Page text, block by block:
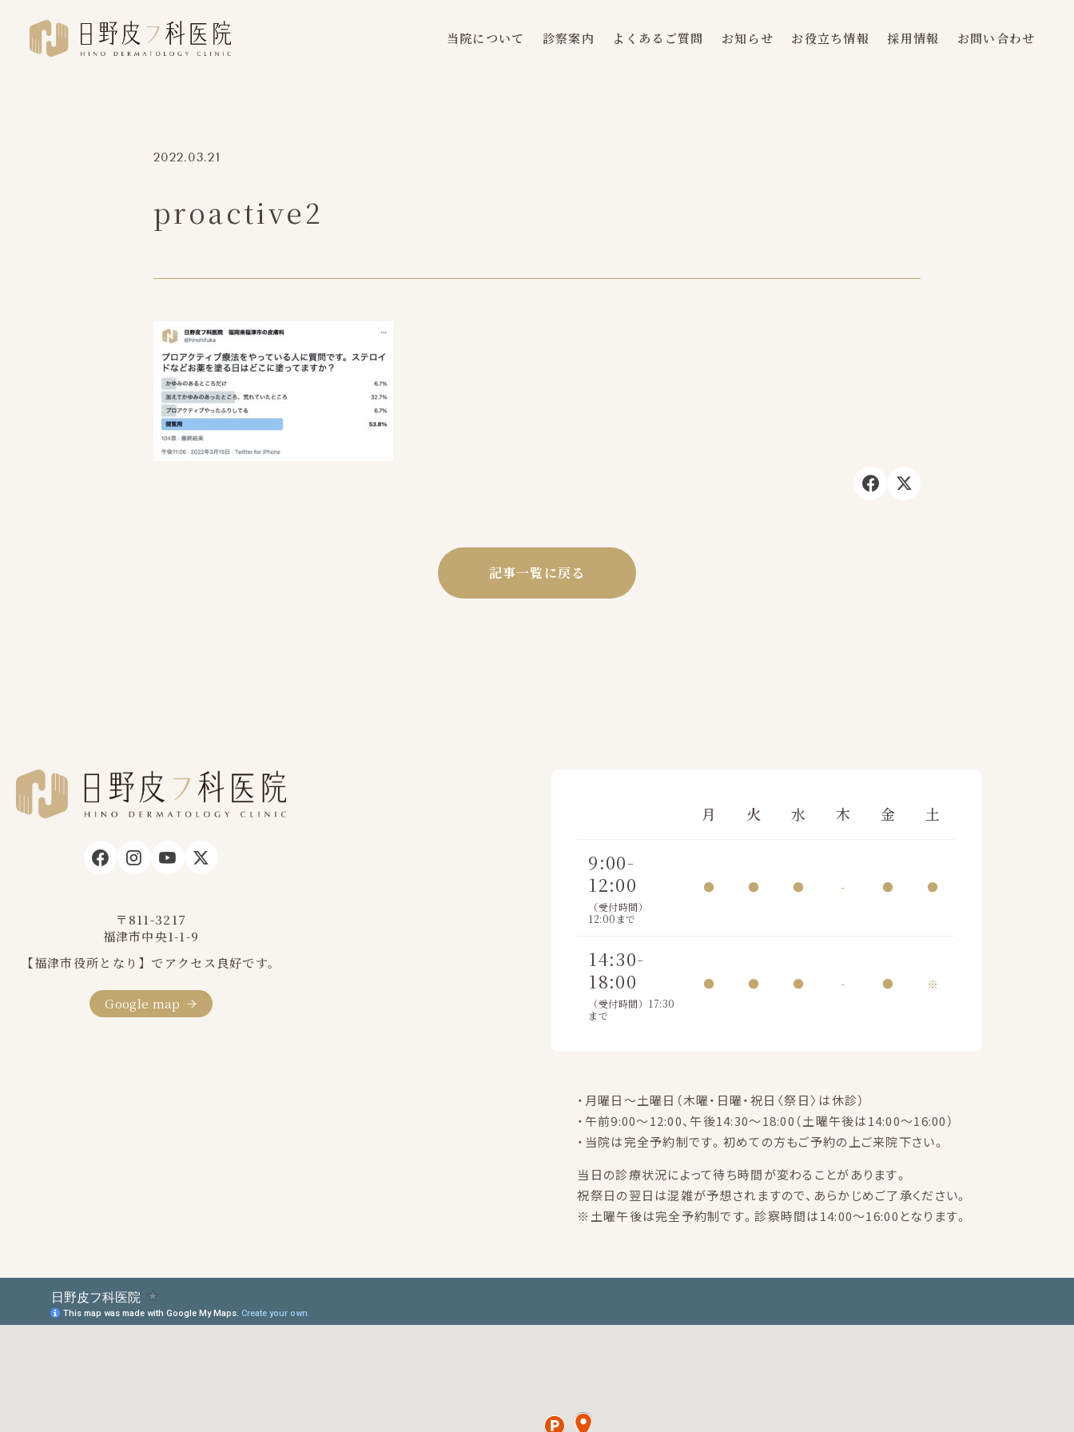
当院について 診察案内 よくあるご質問 お知らせ お役立ち情報 採用情報 お問い合わせ
2022.03.21
proactive2
記事一覧に戻る
〒811-3217
福津市中央1-1-9
【福津市役所となり】でアクセス良好です。
Google map
月 火 水 木 金 土
9:00-
12:00
（受付時間）
12:00まで
● ● ● - ● ●
14:30-
18:00
（受付時間）17:30
まで
● ● ● - ● ※
・月曜日～土曜日（木曜・日曜・祝日〈祭日〉は休診）
・午前9:00～12:00、午後14:30～18:00（土曜午後は14:00～16:00）
・当院は完全予約制です。初めての方もご予約の上ご来院下さい。
当日の診療状況によって待ち時間が変わることがあります。
祝祭日の翌日は混雑が予想されますので、あらかじめご了承ください。
※土曜午後は完全予約制です。診察時間は14:00～16:00となります。